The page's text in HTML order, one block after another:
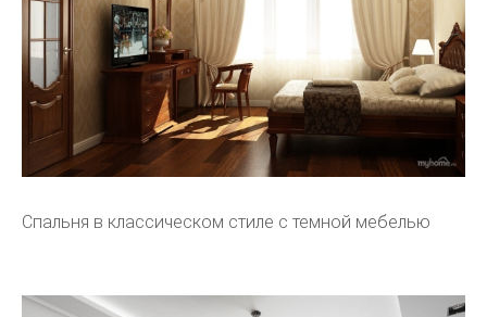
Спальня в классическом стиле с темной мебелью